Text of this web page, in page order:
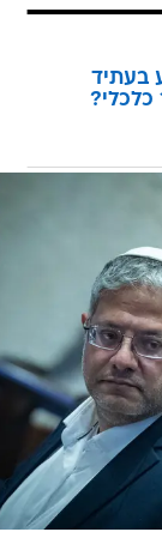
בעתיד
כלכלי?